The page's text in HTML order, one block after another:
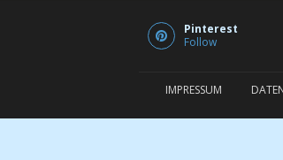
Pinterest
Follow
IMPRESSUM